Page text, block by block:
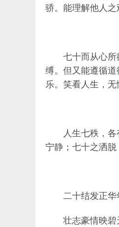
骄。能理解他人
七十而从心
缚。但又能遵循
乐。笑看人生，无
人生七秩，
宁静；七十之洒
二十结发正华
壮志豪情映碧